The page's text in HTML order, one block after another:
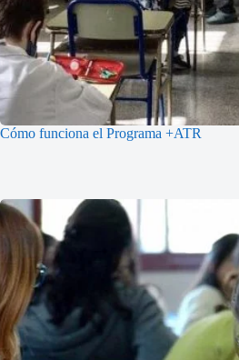
Cómo funciona el Programa +ATR